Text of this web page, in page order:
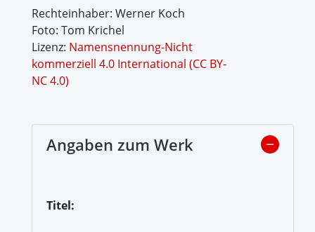
Rechteinhaber: Werner Koch
Foto: Tom Krichel
Lizenz: Namensnennung-Nicht
kommerziell 4.0 International (CC BY-
NC 4.0)
Angaben zum Werk
Titel: